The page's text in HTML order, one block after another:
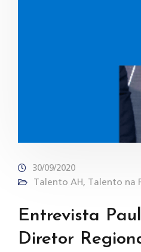
30/09/2020
Talento AH , Talento na
Entrevista
Diretor